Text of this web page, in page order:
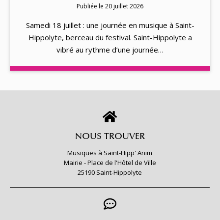
Publiée le 20 juillet 2026
Samedi 18 juillet : une journée en musique à Saint-
Hippolyte, berceau du festival. Saint-Hippolyte a
vibré au rythme d’une journée…
NOUS TROUVER
Musiques à Saint-Hipp' Anim
Mairie - Place de l'Hôtel de Ville
25190 Saint-Hippolyte